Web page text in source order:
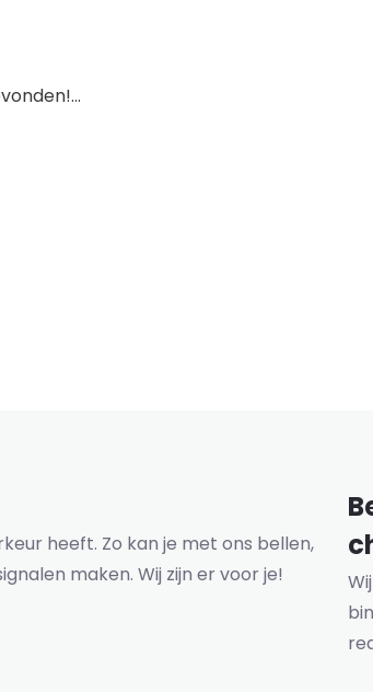
heeft. Zo kan je met ons bellen,
maken. Wij zijn er voor je!